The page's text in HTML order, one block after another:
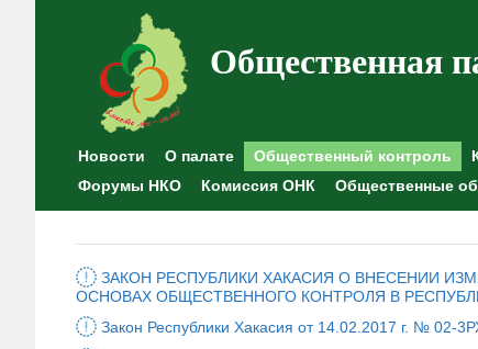
Общественная
Новости О палате Общественный контроль
Форумы НКО
Комиссия ОНК Общественные
ЗАКОН РЕСПУБЛИКИ ХАКАСИЯ О ВНЕСЕНИИ
ОСНОВАХ ОБЩЕСТВЕННОГО КОНТРОЛЯ В
Закон Республики Хакасия от 14.02.2017 г. № 02-